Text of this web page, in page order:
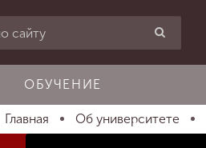
ОБУЧЕНИЕ
Главная Об университете